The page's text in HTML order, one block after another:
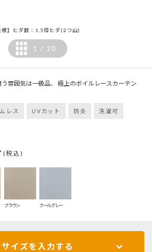
】ヒダ数：1.5倍ヒダ(2つ山)
1 / 10
雰囲気は一級品、 極上のボイルレースカーテン
レス UVカット 防炎 洗濯可
(税込)
ブラウン クールグレー
サイズを入力する